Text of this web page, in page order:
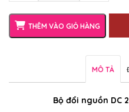
THÊM VÀO GIỎ HÀNG
MÔ TẢ
Bộ đổi nguồn DC